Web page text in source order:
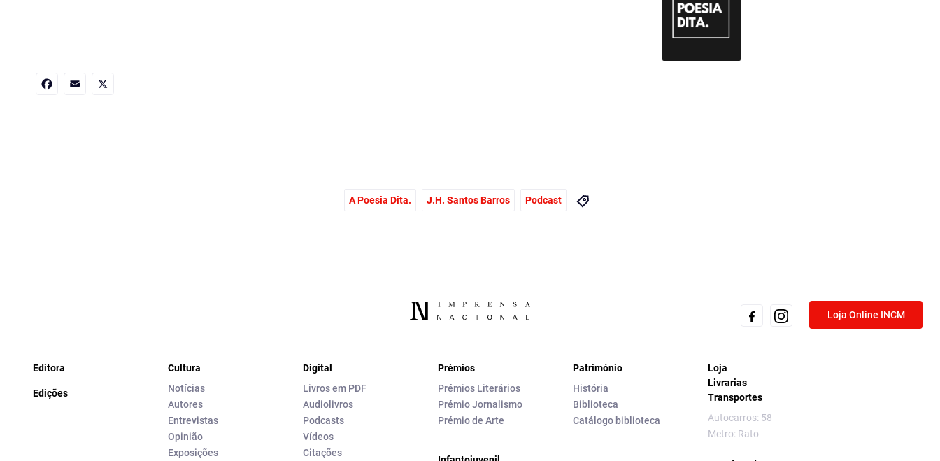
A Poesia Dita. J.H. Santos Barros Podcast
Loja Online INCM
Editora
Edições
Cultura
Notícias
Autores
Entrevistas
Opinião
Exposições
Digital
Livros em PDF
Audiolivros
Podcasts
Vídeos
Citações
Prémios
Prémios Literários
Prémio Jornalismo
Prémio de Arte
Património
História
Biblioteca
Catálogo biblioteca
Loja
Livrarias
Transportes
Autocarros: 58
Metro: Rato